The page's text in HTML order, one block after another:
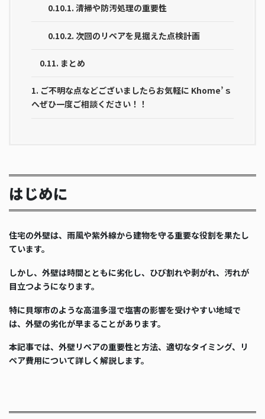
0.10.1. 清掃や防汚処理の重要性
0.10.2. 次回のリペアを見据えた点検計画
0.11. まとめ
1. ご不明な点などございましたらお気軽に Khome’ｓ
へぜひ一度ご相談ください！！
はじめに
住宅の外壁は、雨風や紫外線から建物を守る重要な役割を果たし
ています。
しかし、外壁は時間とともに劣化し、ひび割れや剥がれ、汚れが
目立つようになります。
特に貝塚市のような高温多湿で塩害の影響を受けやすい地域で
は、外壁の劣化が早まることがあります。
本記事では、外壁リペアの重要性と方法、適切なタイミング、リ
ペア費用について詳しく解説します。